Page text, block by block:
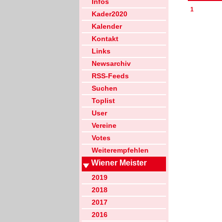
Kader2020
Kalender
Kontakt
Links
Newsarchiv
RSS-Feeds
Suchen
Toplist
User
Vereine
Votes
Weiterempfehlen
Wiener Meister
2019
2018
2017
2016
1